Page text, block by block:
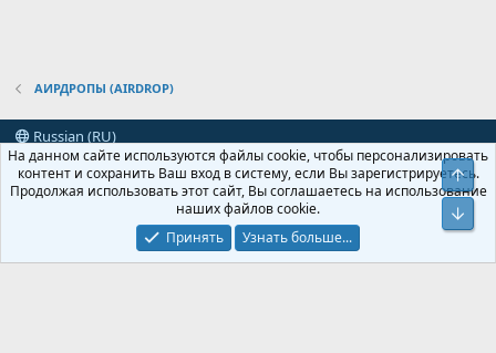
АИРДРОПЫ (AIRDROP)
Russian (RU)
Условия и правила
Политика конфиденциальности Помощь
R
Add-ons by Brivium™ © 2012-2026 Brivium LLC.Локализация от
На данном сайте используются файлы cookie, чтобы персонализировать
контент и сохранить Ваш вход в систему, если Вы зарегистрируетесь.
Продолжая использовать этот сайт, Вы соглашаетесь на использование
наших файлов cookie.
Принять
Узнать больше...